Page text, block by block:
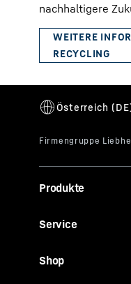
nachhaltigere
Produkte
Service
Shop